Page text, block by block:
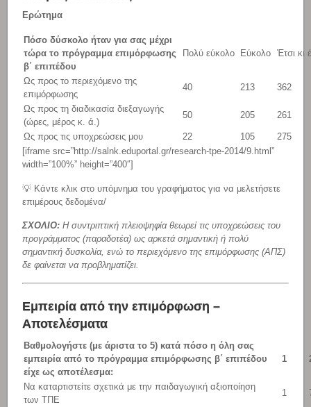
Ερώτημα
Πόσο δύσκολο ήταν για σας μέχρι
τώρα το πρόγραμμα επιμόρφωσης
β΄ επιπέδου
Πολύ εύκολο Εύκολο Έτσι κι
Ως προς το περιεχόμενο της
επιμόρφωσης
40 213 362
Ως προς τη διαδικασία διεξαγωγής
(ώρες, μέρος κ. ά.)
50 205 261
Ως προς τις υποχρεώσεις μου 22 105
275
[iframe src=”http://salnk.eduportal.gr/research-tpe-2014/9.html”
width=”100%” height=”400″]
💡 Κάντε κλικ στο υπόμνημα του γραφήματος για να μελετήσετε
επιμέρους δεδομένα/
ΣΧΟΛΙΟ: Η συντριπτική πλειοψηφία θεωρεί τις υποχρεώσεις του
προγράμματος (παραδοτέα) ως αρκετά σημαντική ή πολύ
σημαντική δυσκολία, ενώ το περιεχόμενο της επιμόρφωσης (ΑΠΣ)
δε φαίνεται να προβληματίζει.
Εμπειρία από την επιμόρφωση –
Αποτελέσματα
Βαθμολογήστε (με άριστα το 5) κατά πόσο η όλη σας
εμπειρία από το πρόγραμμα επιμόρφωσης β΄ επιπέδου
είχε ως αποτέλεσμα:
1
Να καταρτιστείτε σχετικά με την παιδαγωγική αξιοποίηση
των ΤΠΕ
1